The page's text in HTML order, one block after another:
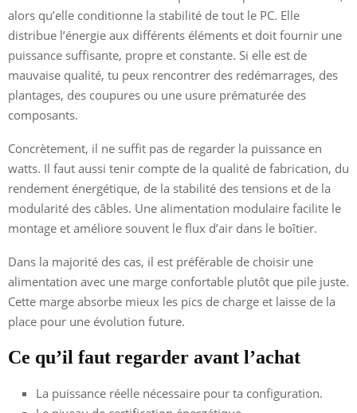
alors qu’elle conditionne la stabilité de tout le PC. Elle
distribue l’énergie aux différents éléments et doit fournir une
puissance suffisante, propre et constante. Si elle est de
mauvaise qualité, tu peux rencontrer des redémarrages, des
plantages, des coupures ou une usure prématurée des
composants.
Concrètement, il ne suffit pas de regarder la puissance en
watts. Il faut aussi tenir compte de la qualité de fabrication, du
rendement énergétique, de la stabilité des tensions et de la
modularité des câbles. Une alimentation modulaire facilite le
montage et améliore souvent le flux d’air dans le boîtier.
Dans la majorité des cas, il est préférable de choisir une
alimentation avec une marge confortable plutôt que pile juste.
Cette marge absorbe mieux les pics de charge et laisse de la
place pour une évolution future.
Ce qu’il faut regarder avant l’achat
La puissance réelle nécessaire pour ta configuration.